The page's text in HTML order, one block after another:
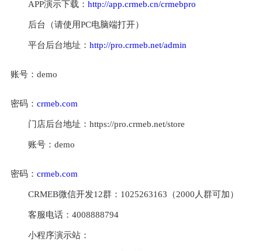
APP演示下载： http://app.crmeb.cn/crmebpro
后台（请使用PC电脑端打开）
平台后台地址： http://pro.crmeb.net/admin
账号：demo
密码： crmeb.com
门店后台地址：https://pro.crmeb.net/store
账号：demo
密码： crmeb.com
CRMEB微信开发12群：1025263163（2000人群可加）
客服电话：4008888794
小程序演示站：